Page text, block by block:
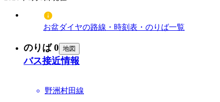
お盆ダイヤの路線・時刻表・のりば一覧
のりば 0 地図
バス接近情報
野洲村田線